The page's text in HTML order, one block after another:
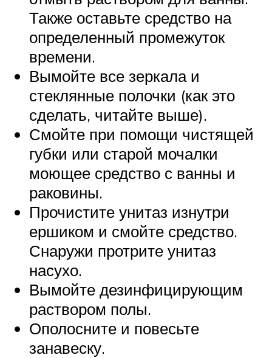
Также оставьте средство на
определенный промежуток
времени.
Вымойте все зеркала и
стеклянные полочки (как это
сделать, читайте выше).
Смойте при помощи чистящей
губки или старой мочалки
моющее средство с ванны и
раковины.
Прочистите унитаз изнутри
ершиком и смойте средство.
Снаружи протрите унитаз
насухо.
Вымойте дезинфицирующим
раствором полы.
Ополосните и повесьте
занавеску.